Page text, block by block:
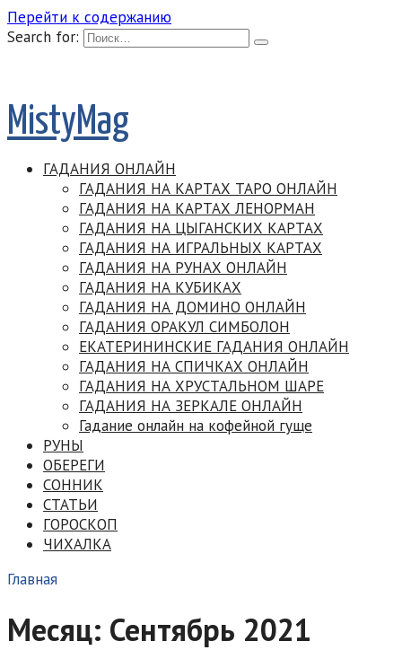
Перейти к содержанию
Search for:
MistyMag
ГАДАНИЯ ОНЛАЙН
ГАДАНИЯ НА КАРТАХ ТАРО ОНЛАЙН
ГАДАНИЯ НА КАРТАХ ЛЕНОРМАН
ГАДАНИЯ НА ЦЫГАНСКИХ КАРТАХ
ГАДАНИЯ НА ИГРАЛЬНЫХ КАРТАХ
ГАДАНИЯ НА РУНАХ ОНЛАЙН
ГАДАНИЯ НА КУБИКАХ
ГАДАНИЯ НА ДОМИНО ОНЛАЙН
ГАДАНИЯ ОРАКУЛ СИМБОЛОН
ЕКАТЕРИНИНСКИЕ ГАДАНИЯ ОНЛАЙН
ГАДАНИЯ НА СПИЧКАХ ОНЛАЙН
ГАДАНИЯ НА ХРУСТАЛЬНОМ ШАРЕ
ГАДАНИЯ НА ЗЕРКАЛЕ ОНЛАЙН
Гадание онлайн на кофейной гуще
РУНЫ
ОБЕРЕГИ
СОННИК
СТАТЬИ
ГОРОСКОП
ЧИХАЛКА
Главная
Месяц: Сентябрь 2021